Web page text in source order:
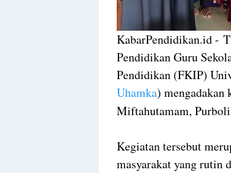
KabarPendidikan.id -
Pendidikan Guru
Pendidikan (FKIP)
Uhamka) mengadakan
Miftahutamam,
Kegiatan tersebut
masyarakat yang rutin